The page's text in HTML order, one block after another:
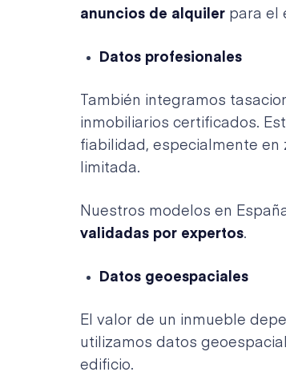
anuncios de alquiler para el
Datos profesionales
También integramos
inmobiliarios certificados.
fiabilidad, especialmente en
limitada.
Nuestros modelos en
validadas por expertos.
Datos geoespaciales
El valor de un inmueble
utilizamos datos
edificio.